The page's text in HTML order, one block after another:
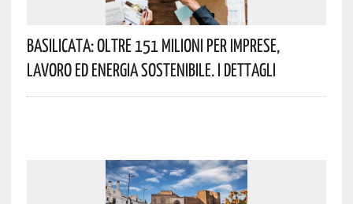
Basilicata: Oltre 151 Milioni Per Imprese,
Lavoro Ed Energia Sostenibile. I Dettagli